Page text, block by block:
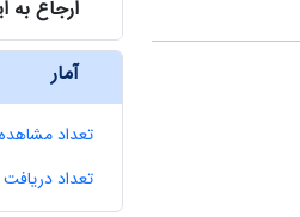
ارجاع به
آمار
تعداد
تعداد